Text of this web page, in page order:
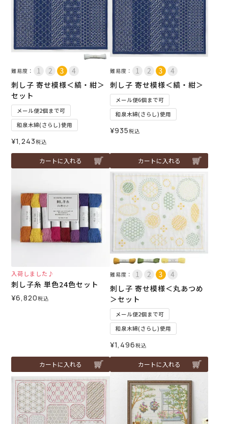
難易度：
刺し子 寄せ模様＜縞・紺＞
セット
メール便2個まで可
和泉木綿(さらし)使用
¥1,243税込
カートに入れる
難易度：
刺し子 寄せ模様＜縞・紺＞
メール便6個まで可
和泉木綿(さらし)使用
¥935税込
カートに入れる
入荷しました♪
刺し子糸 単色24色セット
¥6,820税込
カートに入れる
難易度：
刺し子 寄せ模様＜丸あつめ
＞セット
メール便2個まで可
和泉木綿(さらし)使用
¥1,496税込
カートに入れる